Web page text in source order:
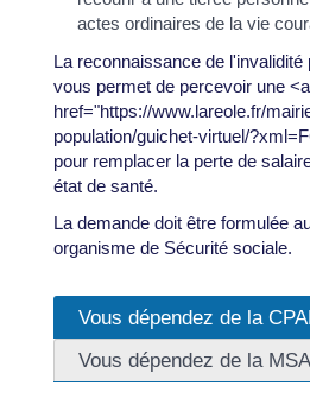
actes ordinaires de la vie
La reconnaissance de
vous permet de percevoir une <a
href="https://www.lareole.fr/
population/guichet-virtuel/
pour remplacer la perte de
état de santé.
La demande doit être formulée
organisme de Sécurité sociale.
Vous dépendez de la
Vous dépendez de la MSA